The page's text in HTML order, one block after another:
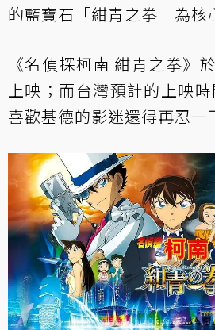
的藍寶石「紺青之拳」為核
《名偵探柯南 紺青之拳》
上映；而台灣預計的上映
喜歡基德的影迷還得再忍一